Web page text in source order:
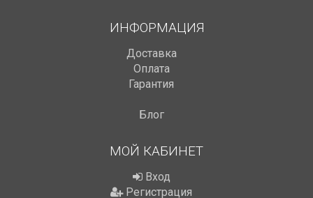
ИНФОРМАЦИЯ
Доставка
Оплата
Гарантия
Блог
МОЙ КАБИНЕТ
Вход
Регистрация